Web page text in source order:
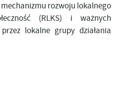
rozwoju lokalnego
(RLKS) i ważnych
lokalne grupy działania